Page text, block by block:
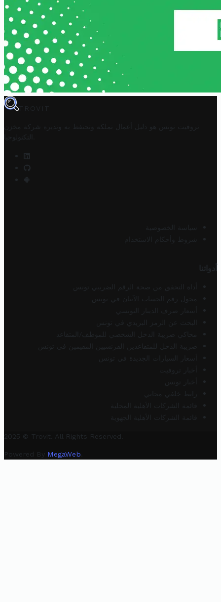
TROVIT
تروفيت تونس هو دليل أعمال تملكه وتحتفظ به وتديره
شركة مخزن
التكنولوجيا
سياسة الخصوصية
شروط وأحكام الاستخدام
أدواتنا
أداة التحقق من صحة الرقم الضريبي تونس
محول رقم الحساب الآيبان في تونس
أسعار صرف الدينار التونسي
البحث عن الرمز البريدي في تونس
محاكي ضريبة الدخل الشخصي للموظف/المتقاعد
ضريبة الدخل للمتقاعدين الفرنسيين المقيمين في تونس
أسعار السيارات الجديدة في تونس
أخبار تروفيت
أخبار تونس
رابط خلفي مجاني
قائمة الشركات الأهلية المحلية
قائمة الشركات الأهلية الجهوية
2025 © Trovit. All Rights Reserved.
Powered By MegaWeb